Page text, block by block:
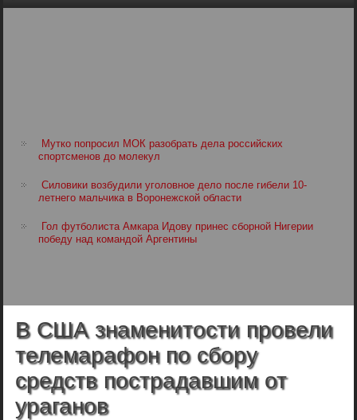
Мутко попросил МОК разобрать дела российских
спортсменов до молекул
Силовики возбудили уголовное дело после гибели 10-
летнего мальчика в Воронежской области
Гол футболиста Амкара Идову принес сборной Нигерии
победу над командой Аргентины
В США знаменитости провели
телемарафон по сбору
средств пострадавшим от
ураганов